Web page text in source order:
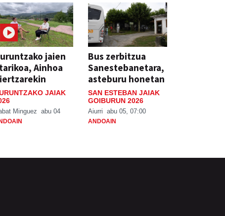
jaien
Ainhoa
JAIAK
Minguez abu 04
Bus zerbitzua
Sanestebanetara,
asteburu honetan
SAN ESTEBAN JAIAK
GOIBURUN 2026
Aiurri abu 05, 07:00
ANDOAIN